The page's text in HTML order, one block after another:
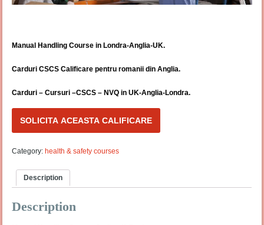
Manual Handling Course in Londra-Anglia-UK.
Carduri CSCS Calificare pentru romanii din Anglia.
Carduri – Cursuri –CSCS – NVQ in UK-Anglia-Londra.
SOLICITA ACEASTA CALIFICARE
Category: health & safety courses
Description
Description